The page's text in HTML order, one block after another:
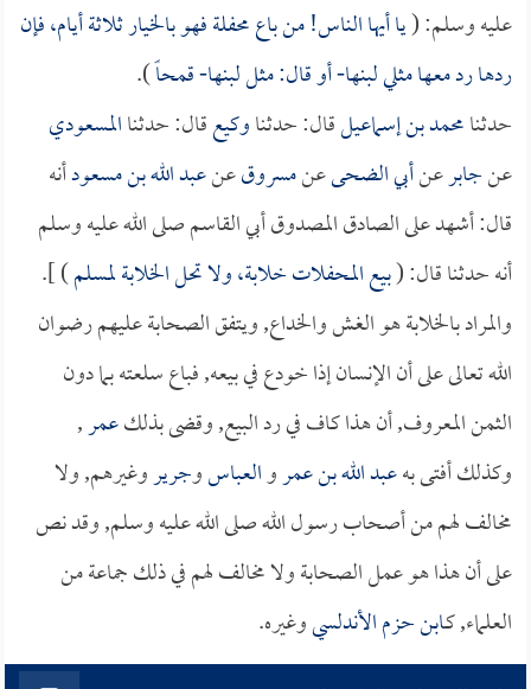
عليه وسلم: (يا أيها الناس! من باع محفلة فهو بالخيار ثلاثة أيام، فإن
ردها رد معها مثلي لبنها- أو قال: مثل لبنها- قمحاً).
حدثنامحمد بن إسماعيلقال: حدثناوكيعقال: حدثناالمسعودي
عنجابرعنأبي الضحىعنمسروقعنعبد الله بن مسعودأنه
قال: أشهد على الصادق المصدوق أبي القاسم صلى الله عليه وسلم
أنه حدثنا قال: (بيع المحفلات خلابة، ولا تحل الخلابة لمسلم) ].
والمراد بالخلابة هو الغش والخداع, ويتفق الصحابة عليهم رضوان
الله تعالى على أن الإنسان إذا خودع في بيعه, فباع سلعته بما دون
الثمن المعروف, أن هذا كاف في رد البيع, وقضى بذلكعمر,
وكذلك أفتى بهعبد الله بن عمروالعباسوجريروغيرهم, ولا
مخالف لهم من أصحاب رسول الله صلى الله عليه وسلم, وقد نص
على أن هذا هو عمل الصحابة ولا مخالف لهم في ذلك جماعة من
العلماء, كـابن حزم الأندلسيوغيره.